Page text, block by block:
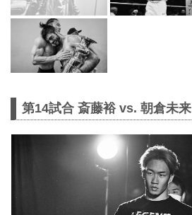
第14試合 斎藤裕 vs. 朝倉未来